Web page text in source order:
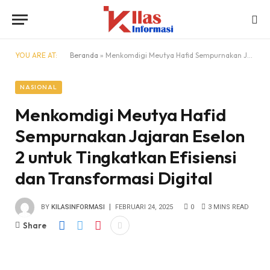
YOU ARE AT: Beranda » Menkomdigi Meutya Hafid Sempurnakan Jajaran Eselon 2 untuk Tingkatkan Efisiensi dan Transformasi Digital
NASIONAL
Menkomdigi Meutya Hafid
Sempurnakan Jajaran Eselon
2 untuk Tingkatkan Efisiensi
dan Transformasi Digital
BY KILASINFORMASI FEBRUARI 24, 2025 0 3 MINS READ
Share